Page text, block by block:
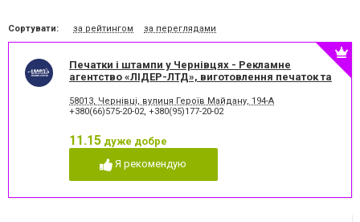
Сортувати: за рейтингом за переглядами
Печатки і штампи у Чернівцях - Рекламне
агентство «ЛІДЕР-ЛТД», виготовлення печаток та
58013, Чернівці, вулиця Героїв Майдану, 194-А
+380(66)575-20-02, +380(95)177-20-02
11.15 дуже добре
Я рекомендую